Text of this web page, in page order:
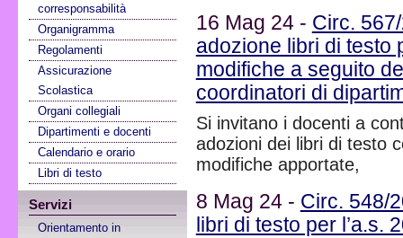
corresponsabilità
Organigramma
Regolamenti
Assicurazione
Scolastica
Organi collegiali
Dipartimenti e docenti
Calendario e orario
Libri di testo
Servizi
Orientamento in
16 Mag 24 - Circ.
adozione libri di testo
modifiche a seguito
coordinatori di
Si invitano i docenti a
adozioni dei libri di testo
modifiche apportate,
8 Mag 24 - Circ. 548/
libri di testo per l’a.s.